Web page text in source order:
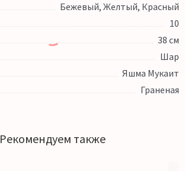
Бежевый, Желтый, Красный
10
38 см
Шар
Яшма Мукаит
Граненая
Рекомендуем также